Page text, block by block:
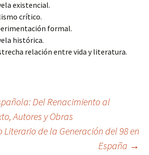
existencial.
crítico.
formal.
histórica.
relación entre vida y literatura.
Del Renacimiento al
Autores y Obras
Literario de la Generación del 98 en
España →